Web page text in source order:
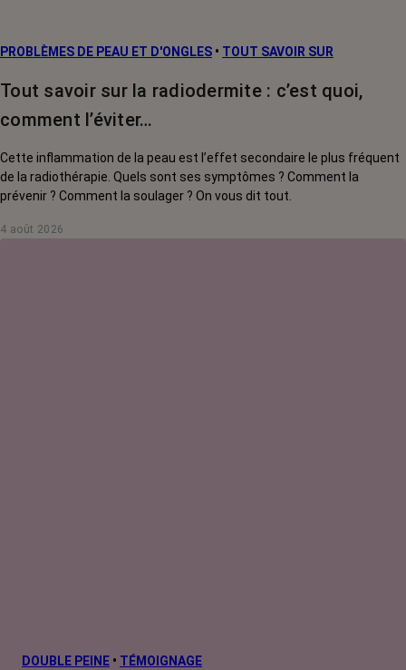
PROBLÈMES DE PEAU ET D'ONGLES • TOUT SAVOIR SUR
Tout savoir sur la radiodermite : c’est quoi,
comment l’éviter…
Cette inflammation de la peau est l’effet secondaire le plus fréquent
de la radiothérapie. Quels sont ses symptômes ? Comment la
prévenir ? Comment la soulager ? On vous dit tout.
4 août 2026
DOUBLE PEINE • TÉMOIGNAGE